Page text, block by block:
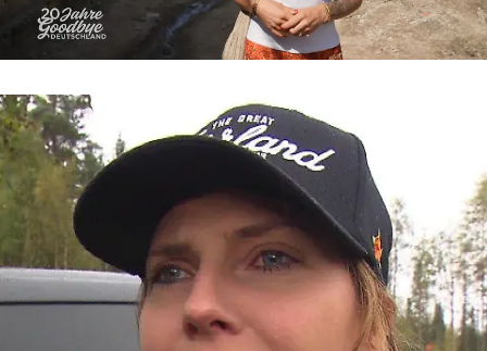
Goodbye Deutschland
„Ich kann einfach nicht mehr“ – Levke
kämpft verzweifelt um ihre Scheidung